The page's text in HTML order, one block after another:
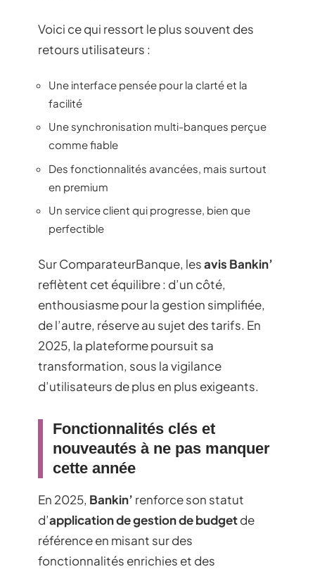
Voici ce qui ressort le plus souvent des
retours utilisateurs :
Une interface pensée pour la clarté et la
facilité
Une synchronisation multi-banques perçue
comme fiable
Des fonctionnalités avancées, mais surtout
en premium
Un service client qui progresse, bien que
perfectible
Sur ComparateurBanque, lesavis Bankin’
reflètent cet équilibre : d’un côté,
enthousiasme pour la gestion simplifiée,
de l’autre, réserve au sujet des tarifs. En
2025, la plateforme poursuit sa
transformation, sous la vigilance
d’utilisateurs de plus en plus exigeants.
Fonctionnalités clés et
nouveautés à ne pas manquer
cette année
En 2025, Bankin’ renforce son statut
d’application de gestion de budgetde
référence en misant sur des
fonctionnalités enrichies et des